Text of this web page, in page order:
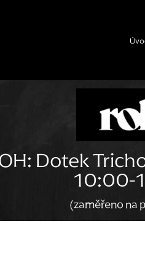
Dotek
10:00-
(zaměřeno na